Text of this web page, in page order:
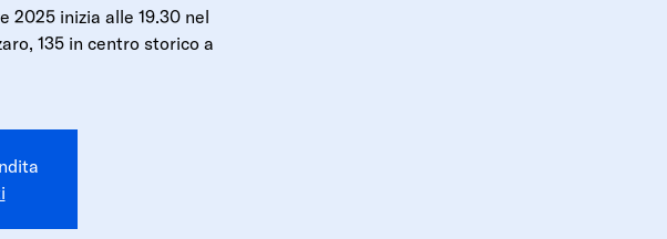
2025 inizia alle 19.30 nel
135 in centro storico a